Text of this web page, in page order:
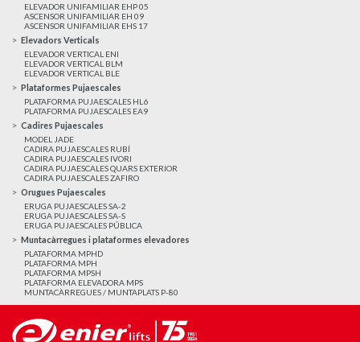
ELEVADOR UNIFAMILIAR EHP 05
ASCENSOR UNIFAMILIAR EH 09
ASCENSOR UNIFAMILIAR EHS 17
Elevadors Verticals
ELEVADOR VERTICAL ENI
ELEVADOR VERTICAL BLM
ELEVADOR VERTICAL BLE
Plataformes Pujaescales
PLATAFORMA PUJAESCALES HL6
PLATAFORMA PUJAESCALES EA9
Cadires Pujaescales
MODEL JADE
CADIRA PUJAESCALES RUBÍ
CADIRA PUJAESCALES IVORI
CADIRA PUJAESCALES QUARS EXTERIOR
CADIRA PUJAESCALES ZAFIRO
Orugues Pujaescales
ERUGA PUJAESCALES SA-2
ERUGA PUJAESCALES SA-S
ERUGA PUJAESCALES PÚBLICA
Muntacàrregues i plataformes elevadores
PLATAFORMA MPHD
PLATAFORMA MPH
PLATAFORMA MPSH
PLATAFORMA ELEVADORA MPS
MUNTACÀRREGUES / MUNTAPLATS P-80